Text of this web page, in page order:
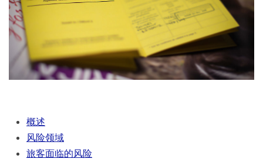
概述
风险领域
旅客面临的风险